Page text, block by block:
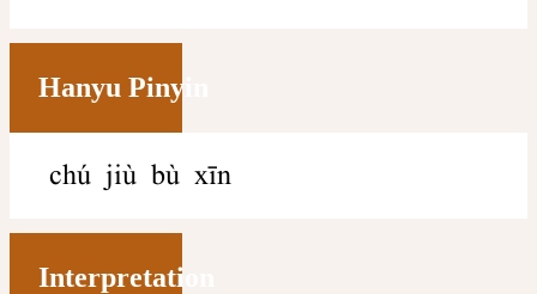
Hanyu Pinyin
chú jiù bù xīn
Interpretation